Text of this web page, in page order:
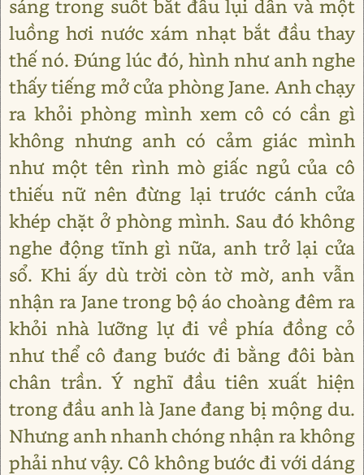
sáng trong suốt bắt đầu lụi dần và một
luồng hơi nước xám nhạt bắt đầu thay
thế nó. Đúng lúc đó, hình như anh nghe
thấy tiếng mở cửa phòng Jane. Anh chạy
ra khỏi phòng mình xem cô có cần gì
không nhưng anh có cảm giác mình
như một tên rình mò giấc ngủ của cô
thiếu nữ nên đừng lại trước cánh cửa
khép chặt ở phòng mình. Sau đó không
nghe động tĩnh gì nữa, anh trở lại cửa
sổ. Khi ấy dù trời còn tờ mờ, anh vẫn
nhận ra Jane trong bộ áo choàng đêm ra
khỏi nhà lưỡng lự đi về phía đồng cỏ
như thể cô đang bước đi bằng đôi bàn
chân trần. Ý nghĩ đầu tiên xuất hiện
trong đầu anh là Jane đang bị mộng du.
Nhưng anh nhanh chóng nhận ra không
phải như vậy. Cô không bước đi với dáng